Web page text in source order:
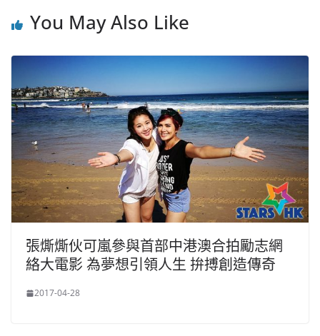
You May Also Like
張燍燍伙可嵐參與首部中港澳合拍勵志網
絡大電影 為夢想引領人生 拚搏創造傳奇
2017-04-28